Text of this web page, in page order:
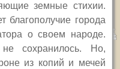
земные стихии.
благополучие города
о своем народе.
сохранилось. Но,
из копий и мечей